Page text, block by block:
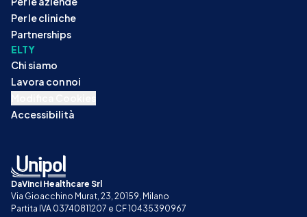
Per le cliniche
Partnerships
ELTY
Chi siamo
Lavora con noi
Accessibilità
DaVinci Healthcare Srl
Via Gioacchino Murat, 23, 20159, Milano
Partita IVA 03740811207 e CF 10435390967